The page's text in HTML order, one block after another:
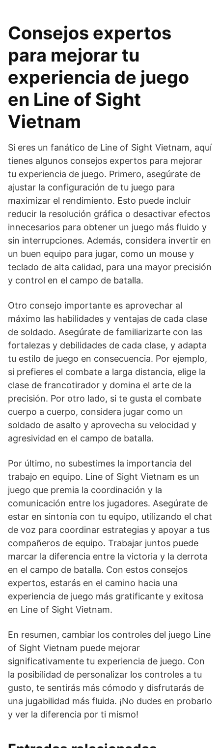
Consejos expertos
para mejorar tu
experiencia de juego
en Line of Sight
Vietnam
Si eres un fanático de Line of Sight Vietnam, aquí
tienes algunos consejos expertos para mejorar
tu experiencia de juego. Primero, asegúrate de
ajustar la configuración de tu juego para
maximizar el rendimiento. Esto puede incluir
reducir la resolución gráfica o desactivar efectos
innecesarios para obtener un juego más fluido y
sin interrupciones. Además, considera invertir en
un buen equipo para jugar, como un mouse y
teclado de alta calidad, para una mayor precisión
y control en el campo de batalla.
Otro consejo importante es aprovechar al
máximo las habilidades y ventajas de cada clase
de soldado. Asegúrate de familiarizarte con las
fortalezas y debilidades de cada clase, y adapta
tu estilo de juego en consecuencia. Por ejemplo,
si prefieres el combate a larga distancia, elige la
clase de francotirador y domina el arte de la
precisión. Por otro lado, si te gusta el combate
cuerpo a cuerpo, considera jugar como un
soldado de asalto y aprovecha su velocidad y
agresividad en el campo de batalla.
Por último, no subestimes la importancia del
trabajo en equipo. Line of Sight Vietnam es un
juego que premia la coordinación y la
comunicación entre los jugadores. Asegúrate de
estar en sintonía con tu equipo, utilizando el chat
de voz para coordinar estrategias y apoyar a tus
compañeros de equipo. Trabajar juntos puede
marcar la diferencia entre la victoria y la derrota
en el campo de batalla. Con estos consejos
expertos, estarás en el camino hacia una
experiencia de juego más gratificante y exitosa
en Line of Sight Vietnam.
En resumen, cambiar los controles del juego Line
of Sight Vietnam puede mejorar
significativamente tu experiencia de juego. Con
la posibilidad de personalizar los controles a tu
gusto, te sentirás más cómodo y disfrutarás de
una jugabilidad más fluida. ¡No dudes en probarlo
y ver la diferencia por ti mismo!